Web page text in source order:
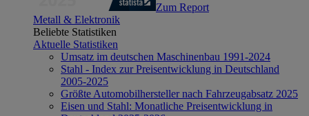
Zum Report
Metall & Elektronik
Beliebte Statistiken
Aktuelle Statistiken
Umsatz im deutschen Maschinenbau 1991-2024
Stahl - Index zur Preisentwicklung in Deutschland
2005-2025
Größte Automobilhersteller nach Fahrzeugabsatz 2025
Eisen und Stahl: Monatliche Preisentwicklung in